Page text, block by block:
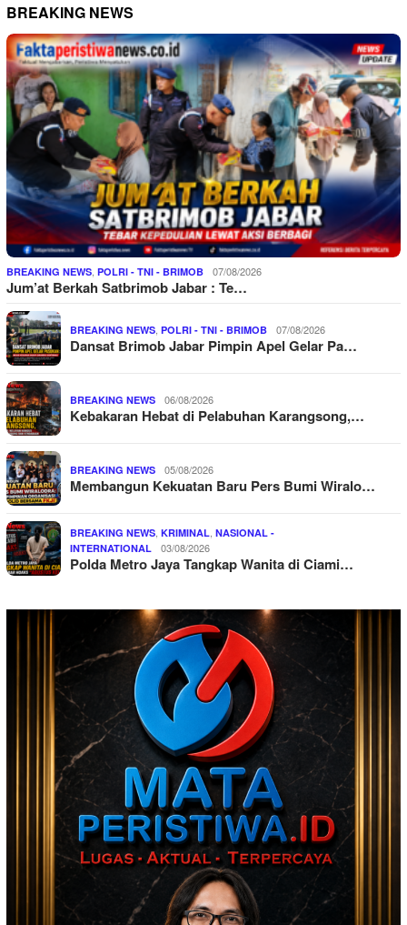
BREAKING NEWS
BREAKING NEWS POLRI - TNI - BRIMOB 07/08/2026
Jum’at Berkah Satbrimob Jabar : Te…
BREAKING NEWS POLRI - TNI - BRIMOB 07/08/2026
Dansat Brimob Jabar Pimpin Apel Gelar Pa…
BREAKING NEWS 06/08/2026
Kebakaran Hebat di Pelabuhan Karangsong,…
BREAKING NEWS 05/08/2026
Membangun Kekuatan Baru Pers Bumi Wiralo…
BREAKING NEWS KRIMINAL NASIONAL -
INTERNATIONAL
03/08/2026
Polda Metro Jaya Tangkap Wanita di Ciami…